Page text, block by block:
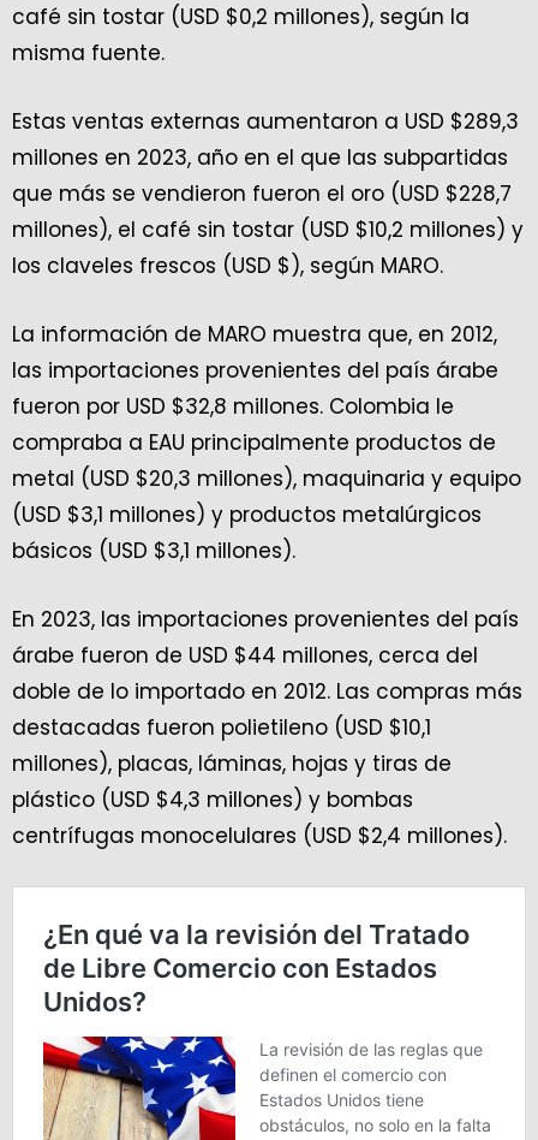
café sin tostar (USD $0,2 millones), según la
misma fuente.
Estas ventas externas aumentaron a USD $289,3
millones en 2023, año en el que las subpartidas
que más se vendieron fueron el oro (USD $228,7
millones), el café sin tostar (USD $10,2 millones) y
los claveles frescos (USD $), según MARO.
La información de MARO muestra que, en 2012,
las importaciones provenientes del país árabe
fueron por USD $32,8 millones. Colombia le
compraba a EAU principalmente productos de
metal (USD $20,3 millones), maquinaria y equipo
(USD $3,1 millones) y productos metalúrgicos
básicos (USD $3,1 millones).
En 2023, las importaciones provenientes del país
árabe fueron de USD $44 millones, cerca del
doble de lo importado en 2012. Las compras más
destacadas fueron polietileno (USD $10,1
millones), placas, láminas, hojas y tiras de
plástico (USD $4,3 millones) y bombas
centrífugas monocelulares (USD $2,4 millones).